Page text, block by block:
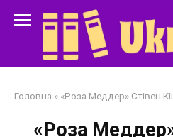
Головна » «Роза Меддер» Стівен
«Роза